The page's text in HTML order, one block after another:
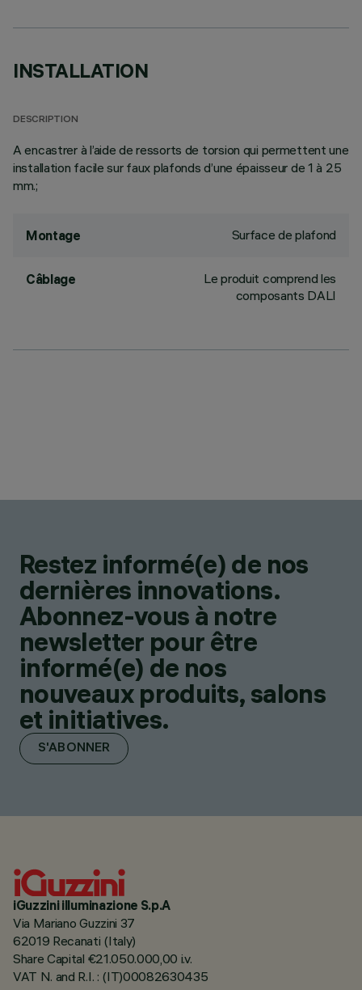
INSTALLATION
DESCRIPTION
A encastrer à l’aide de ressorts de torsion qui permettent une
installation facile sur faux plafonds d’une épaisseur de 1 à 25
mm.;
Montage Surface de plafond
Câblage
Le produit comprend les
composants DALI
Restez informé(e) de nos
dernières innovations.
Abonnez-vous à notre
newsletter pour être
informé(e) de nos
nouveaux produits, salons
et initiatives.
S'ABONNER
iGuzzini illuminazione S.p.A
Via Mariano Guzzini 37
62019 Recanati (Italy)
Share Capital €21.050.000,00 i.v.
VAT N. and R.I. : (IT)00082630435